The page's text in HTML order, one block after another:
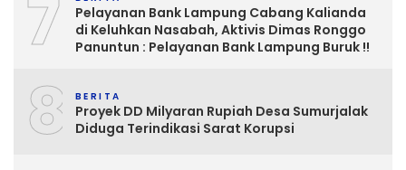
7
Pelayanan Bank Lampung Cabang Kalianda
di Keluhkan Nasabah, Aktivis Dimas Ronggo
Panuntun : Pelayanan Bank Lampung Buruk !!
8 BERITA
Proyek DD Milyaran Rupiah Desa Sumurjalak
Diduga Terindikasi Sarat Korupsi